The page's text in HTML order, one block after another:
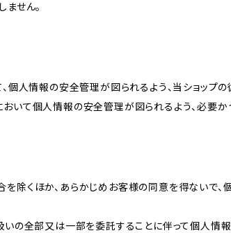
せん。
個人情報の安全管理が図られるよう、当ショップ
いて個人情報の安全管理が図られるよう、必要か
除くほか、あらかじめお客様の同意を得ないで、
いの全部又は一部を委託することに伴って個人情